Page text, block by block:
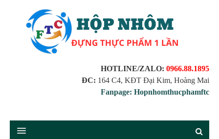
HOTLINE/ZALO: 0966.88.1895
ĐC: 164 C4, KĐT Đại Kim, Hoàng Mai
Fanpage: Hopnhomthucphamftc